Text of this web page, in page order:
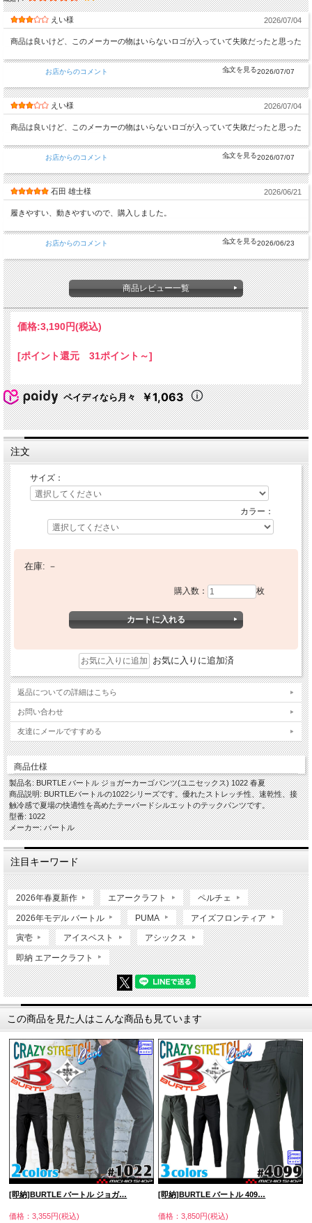
えい様 2026/07/04
商品は良いけど、このメーカーの物はいらないロゴが入っていて失敗だったと思った
お店からのコメント 2026/07/07
えい様 2026/07/04
商品は良いけど、このメーカーの物はいらないロゴが入っていて失敗だったと思った
お店からのコメント 2026/07/07
石田 雄士様 2026/06/21
履きやすい、動きやすいので、購入しました。
お店からのコメント 2026/06/23
商品レビュー一覧
価格:3,190円(税込)
[ポイント還元 31ポイント～]
ペイディなら月々 ￥1,063
注文
サイズ：
カラー：
在庫: －
購入数： 枚
お気に入りに追加済
返品についての詳細はこちら
お問い合わせ
友達にメールですすめる
商品仕様
製品名: BURTLE バートル ジョガーカーゴパンツ(ユニセックス) 1022 春夏
商品説明: BURTLEバートルの1022シリーズです。優れたストレッチ性、速乾性、接
触冷感で夏場の快適性を高めたテーパードシルエットのテックパンツです。
型番: 1022
メーカー: バートル
注目キーワード
2026年春夏新作 エアークラフト ペルチェ
2026年モデル バートル PUMA アイズフロンティア
寅壱 アイスベスト アシックス
即納 エアークラフト
この商品を見た人はこんな商品も見ています
[即納]BURTLE バートル ジョガ…
価格：3,355円(税込)
[即納]BURTLE バートル 409…
価格：3,850円(税込)